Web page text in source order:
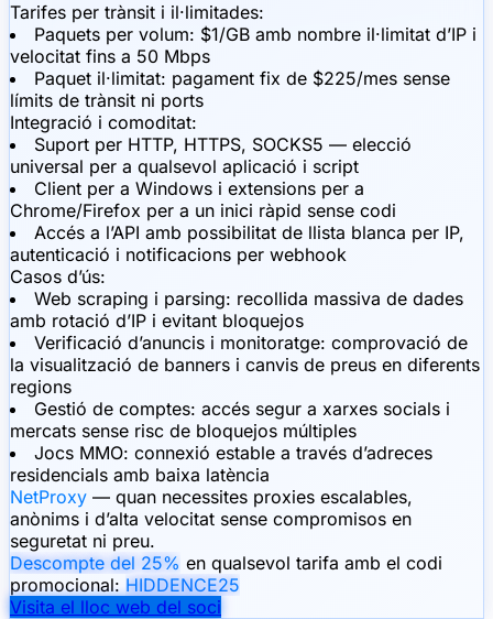
Tarifes per trànsit i il·limitades:
Paquets per volum: $1/GB amb nombre il·limitat d’IP i
velocitat fins a 50 Mbps
Paquet il·limitat: pagament fix de $225/mes sense
límits de trànsit ni ports
Integració i comoditat:
Suport per HTTP, HTTPS, SOCKS5 — elecció
universal per a qualsevol aplicació i script
Client per a Windows i extensions per a
Chrome/Firefox per a un inici ràpid sense codi
Accés a l’API amb possibilitat de llista blanca per IP,
autenticació i notificacions per webhook
Casos d’ús:
Web scraping i parsing: recollida massiva de dades
amb rotació d’IP i evitant bloquejos
Verificació d’anuncis i monitoratge: comprovació de
la visualització de banners i canvis de preus en diferents
regions
Gestió de comptes: accés segur a xarxes socials i
mercats sense risc de bloquejos múltiples
Jocs MMO: connexió estable a través d’adreces
residencials amb baixa latència
NetProxy — quan necessites proxies escalables,
anònims i d’alta velocitat sense compromisos en
seguretat ni preu.
Descompte del 25% en qualsevol tarifa amb el codi
promocional: HIDDENCE25
Visita el lloc web del soci